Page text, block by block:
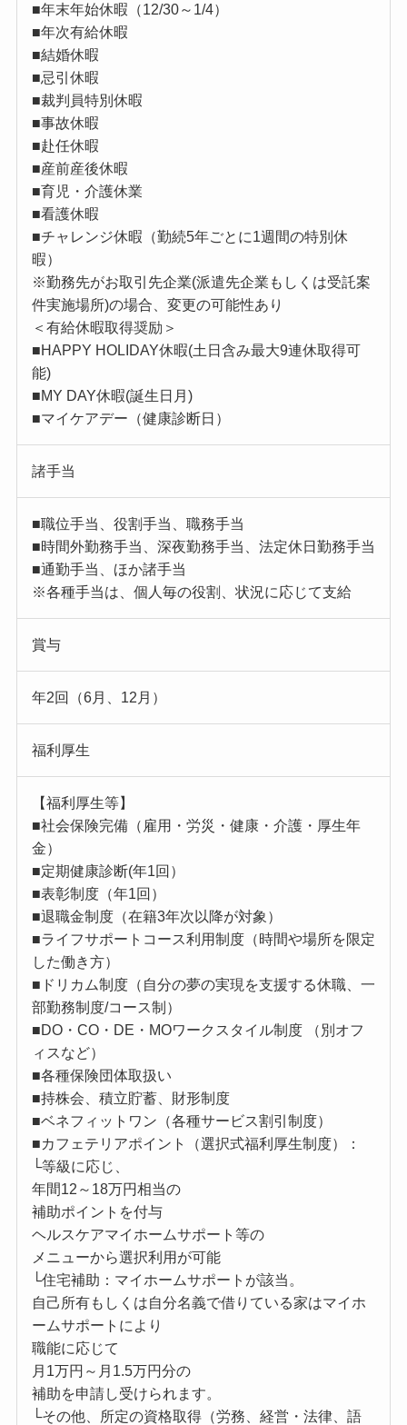
■年末年始休暇（12/30～1/4）
■年次有給休暇
■結婚休暇
■忌引休暇
■裁判員特別休暇
■事故休暇
■赴任休暇
■産前産後休暇
■育児・介護休業
■看護休暇
■チャレンジ休暇（勤続5年ごとに1週間の特別休
暇）
※勤務先がお取引先企業(派遣先企業もしくは受託案
件実施場所)の場合、変更の可能性あり
＜有給休暇取得奨励＞
■HAPPY HOLIDAY休暇(土日含み最大9連休取得可
能)
■MY DAY休暇(誕生日月)
■マイケアデー（健康診断日）
諸手当
■職位手当、役割手当、職務手当
■時間外勤務手当、深夜勤務手当、法定休日勤務手当
■通勤手当、ほか諸手当
※各種手当は、個人毎の役割、状況に応じて支給
賞与
年2回（6月、12月）
福利厚生
【福利厚生等】
■社会保険完備（雇用・労災・健康・介護・厚生年
金）
■定期健康診断(年1回）
■表彰制度（年1回）
■退職金制度（在籍3年次以降が対象）
■ライフサポートコース利用制度（時間や場所を限定
した働き方）
■ドリカム制度（自分の夢の実現を支援する休職、一
部勤務制度/コース制）
■DO・CO・DE・MOワークスタイル制度 （別オフ
ィスなど）
■各種保険団体取扱い
■持株会、積立貯蓄、財形制度
■ベネフィットワン（各種サービス割引制度）
■カフェテリアポイント（選択式福利厚生制度）：
└等級に応じ、
年間12～18万円相当の
補助ポイントを付与
ヘルスケアマイホームサポート等の
メニューから選択利用が可能
└住宅補助：マイホームサポートが該当。
自己所有もしくは自分名義で借りている家はマイホ
ームサポートにより
職能に応じて
月1万円～月1.5万円分の
補助を申請し受けられます。
└その他、所定の資格取得（労務、経営・法律、語